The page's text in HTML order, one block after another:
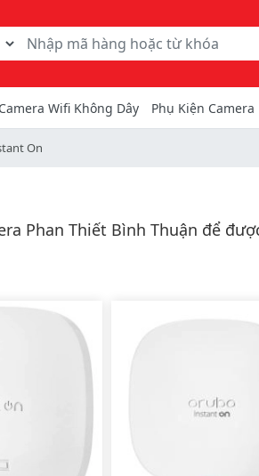
Camera Wifi Không Dây Phụ Kiện Camera
On
Phan Thiết Bình Thuận để